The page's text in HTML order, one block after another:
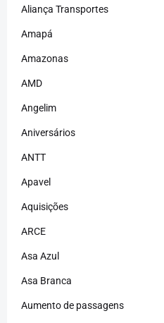
Aliança Transportes
Amapá
Amazonas
AMD
Angelim
Aniversários
ANTT
Apavel
Aquisições
ARCE
Asa Azul
Asa Branca
Aumento de passagens